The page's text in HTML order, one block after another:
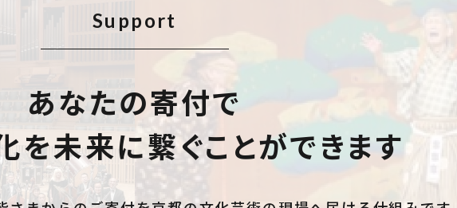
Support
あなたの寄付で
を未来に繋ぐことができます